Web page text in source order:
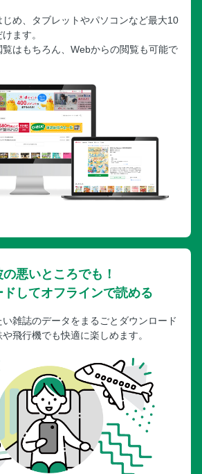
じめ、タブレットやパソコンなど最大10
ます。
はもちろん、Webからの閲覧も可能で
の悪いところでも！
ドしてオフラインで読める
雑誌のデータをまるごとダウンロード
飛行機でも快適に楽しめます。